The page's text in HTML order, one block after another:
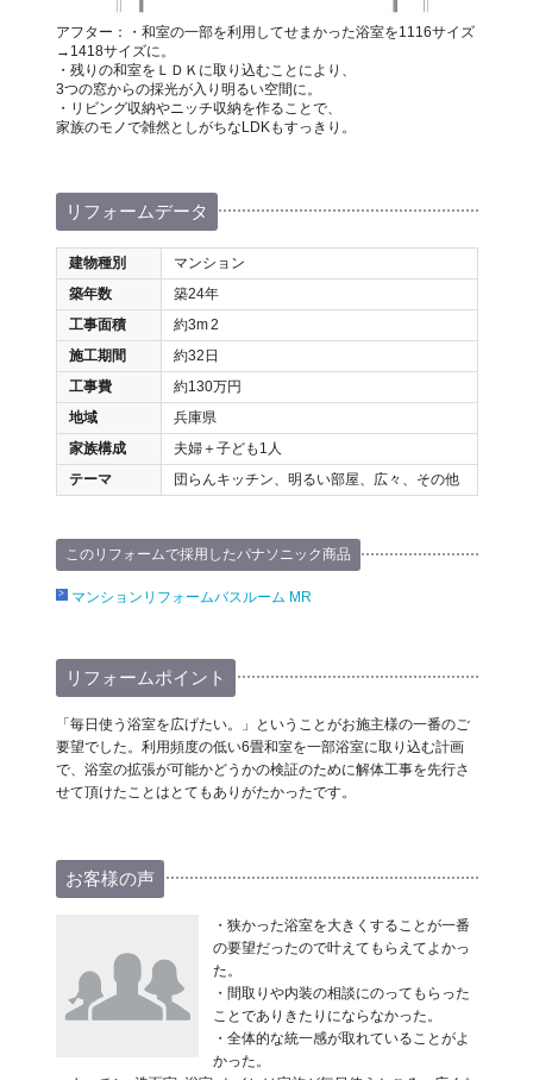
アフター：・和室の一部を利用してせまかった浴室を1116サイズ
→1418サイズに。
・残りの和室をＬＤＫに取り込むことにより、
3つの窓からの採光が入り明るい空間に。
・リビング収納やニッチ収納を作ることで、
家族のモノで雑然としがちなLDKもすっきり。
リフォームデータ
建物種別
マンション
築年数
築24年
工事面積
約3m2
施工期間
約32日
工事費
約130万円
地域
兵庫県
家族構成
夫婦＋子ども1人
テーマ
団らんキッチン、明るい部屋、広々、その他
このリフォームで採用したパナソニック商品
マンションリフォームバスルーム MR
リフォームポイント
「毎日使う浴室を広げたい。」ということがお施主様の一番のご
要望でした。利用頻度の低い6畳和室を一部浴室に取り込む計画
で、浴室の拡張が可能かどうかの検証のために解体工事を先行さ
せて頂けたことはとてもありがたかったです。
お客様の声
・狭かった浴室を大きくすることが一番
の要望だったので叶えてもらえてよかっ
た。
・間取りや内装の相談にのってもらった
ことでありきたりにならなかった。
・全体的な統一感が取れていることがよ
かった。